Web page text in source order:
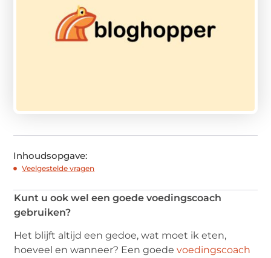
Inhoudsopgave:
Veelgestelde vragen
Kunt u ook wel een goede voedingscoach
gebruiken?
Het blijft altijd een gedoe, wat moet ik eten,
hoeveel en wanneer? Een goedevoedingscoach